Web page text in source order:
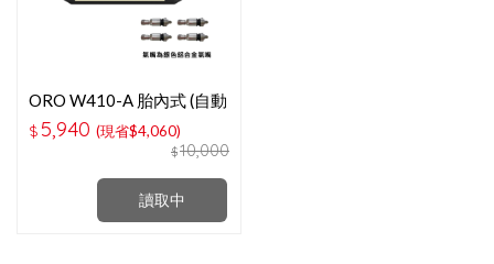
讀取中
ORO W410-A 胎內式 (自動
配對-銀色鋁合金氣嘴)
$ 5,940 (現省$4,060)
$10,000